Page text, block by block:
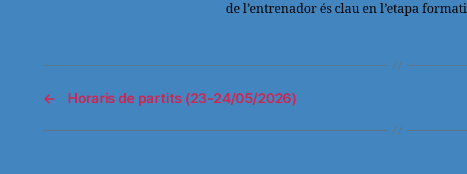
de l’entrenador és clau en l’etapa
← Horaris de partits (23-24/05/2026)